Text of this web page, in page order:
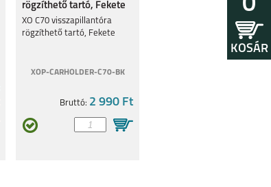
rögzíthető tartó, Fekete
XO C70 visszapillantóra
rögzíthető tartó, Fekete
XOP-CARHOLDER-C70-BK
Bruttó: 2 990 Ft
KOSÁR